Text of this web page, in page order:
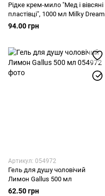
Рідке крем-мило "Мед і вівсяні
пластівці", 1000 мл Milky Dream
94.00 грн
Артикул: 054972
Гель для душу чоловічий
Лимон Gallus 500 мл
62.50 грн